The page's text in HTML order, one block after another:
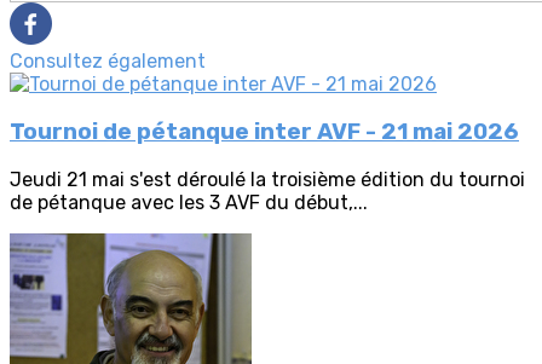
Consultez également
Tournoi de pétanque inter AVF - 21 mai 2026
Jeudi 21 mai s'est déroulé la troisième édition du tournoi
de pétanque avec les 3 AVF du début,...